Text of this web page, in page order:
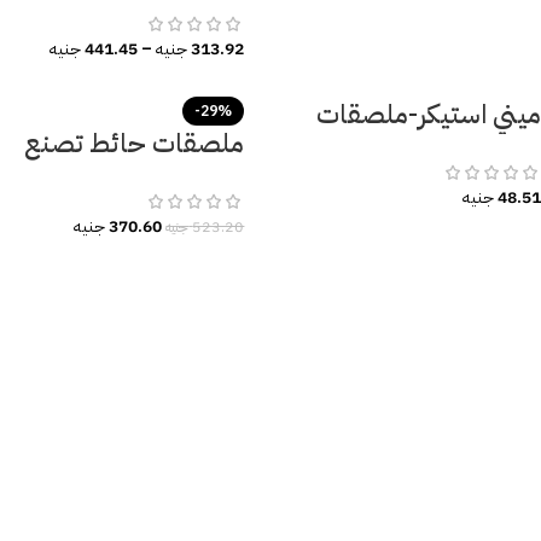
313.92جنيه –
441.45جنيه
ميني استيكر-ملصقات
48.51جنيه
-29%
ملصقات حائط تصنع
مثالية مليئة بالبهجة.
523.20جنيه370.60جنيه